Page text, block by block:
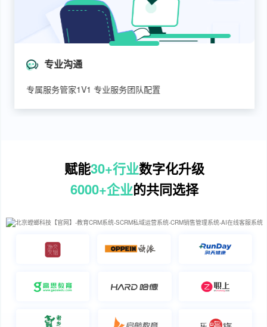
专业沟通
专属服务管家1V1 专业服务团队配置
赋能30+行业数字化升级
6000+企业的共同选择